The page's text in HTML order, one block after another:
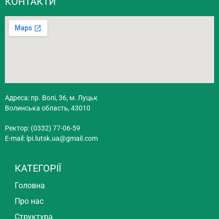
Адреса: пр. Волі, 36, м. Луцьк
Волинська область, 43010
Ректор: (0332) 77-06-59
E-mail: lpi.lutsk.ua@gmail.com
КАТЕГОРІЇ
Головна
Про нас
Структура